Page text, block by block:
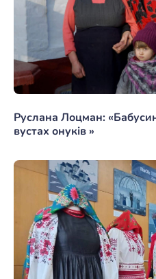
Руслана Лоцман:
вустах онуків »